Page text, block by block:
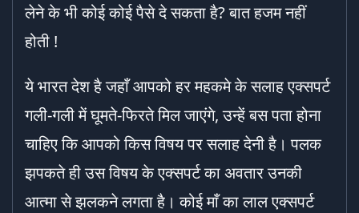
लेने के भी कोई कोई पैसे दे सकता है? बात हजम नहीं
होती !
ये भारत देश है जहाँ आपको हर महकमे के सलाह एक्सपर्ट
गली-गली में घूमते-फिरते मिल जाएंगे, उन्हें बस पता होना
चाहिए कि आपको किस विषय पर सलाह देनी है। पलक
झपकते ही उस विषय के एक्सपर्ट का अवतार उनकी
आत्मा से झलकने लगता है। कोई माँ का लाल एक्सपर्ट